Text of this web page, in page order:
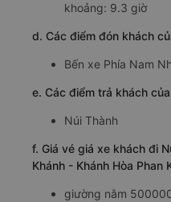
khoảng: 9.3 giờ
d. Các điểm đón khách
Bến xe Phía Nam
e. Các điểm trả khách
Núi Thành
f. Giá vé giá xe khách đi
Khánh - Khánh Hòa Phan
giường nằm